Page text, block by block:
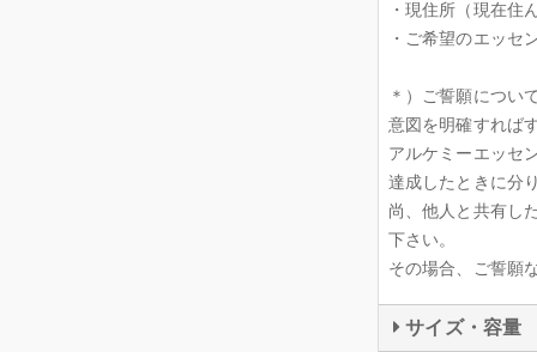
・現住所（現在住
・ご希望のエッセ
＊）ご誓願につい
意図を明確すれば
アルケミーエッセ
達成したときに分
尚、他人と共有し
下さい。
その場合、ご誓願
サイズ・容量